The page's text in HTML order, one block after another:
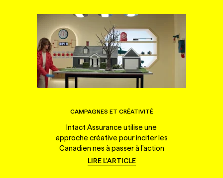
CAMPAGNES ET CRÉATIVITÉ
Intact Assurance utilise une
approche créative pour inciter les
Canadien·nes à passer à l'action
LIRE L'ARTICLE